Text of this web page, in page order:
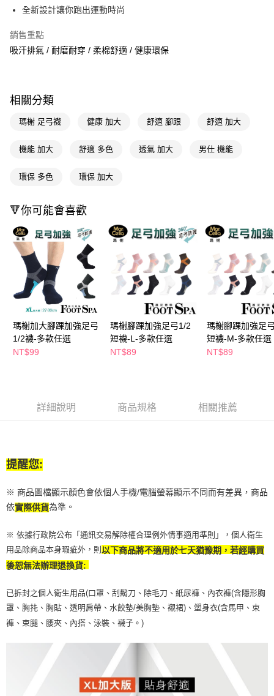
悠遊付
Google Pay
AFTEE先享後付是「在收到商品之後才付款」的支付方式。 讓您購物簡單
１．簡單：不需註冊會員、不需綁卡、不需儲值。
１．於結帳方式選擇「AFTEE先享後付」後，將跳轉至「AFTEE先享後付」
３．收到繳費通知簡訊後14天內，點擊此簡訊中的連結，可透過四大超商／
※ 請注意：結帳手續完成當下不需立刻繳費，但若您需要取消訂單，請聯絡
購買商品的店家。未經商家同意取消之訂單仍視為有效，需透過AFTEE先享
後付繳納相關費用。
※ 交易是否成功請以「AFTEE先享後付 」之結帳頁面顯示為準，若有關於
是否繳費成功／繳費後需取消欲退款等相關疑問，請聯繫「AFTEE先享後付
客戶支援中心」
https://netprotections.freshdesk.com/support/home
【注意事項】
易，需依本服務之必要範圍內提供個人資料，並將交易相關給付款項請求債
權轉讓予恩沛科技股份有限公司。
２．關於個人資料處理事宜，請瀏覽以下網址：
４．使用「AFTEE先享後付」時，將依據個別帳號之用戶狀況，依本公司即
即享券
運送方式
全家取貨付款
每筆NT$65，滿NT$390(含以上)免運費
萊爾富取貨付款
每筆NT$65，滿NT$490(含以上)免運費
付款後萊爾富取貨
每筆NT$65，滿NT$490(含以上)免運費
7-11取貨付款
每筆NT$65，滿NT$490(含以上)免運費
付款後7-11取貨
全新設計讓你跑出運動時尚
銷售重點
吸汗排氣 / 耐磨耐穿 / 柔棉舒適 / 健康環保
相關分類
瑪榭 足弓襪 健康 加大 舒適 腳跟 舒適 加大
機能 加大 舒適 多色 透氣 加大 男仕 機能
環保 多色 環保 加大
🔻你可能會喜歡
瑪榭加大腳踝加強足弓
1/2襪-多款任選
NT$99
瑪榭腳踝加強足弓1/2
短襪-L-多款任選
NT$89
瑪榭腳踝加強足
短襪-M-多款任選
NT$89
詳細說明 商品規格 相關推薦
提醒您:
※ 商品圖檔顯示顏色會依個人手機/電腦螢幕顯示不同而有差異，商品
依實際供貨為準。
※ 依據行政院公布「通訊交易解除權合理例外情事適用準則」，個人衛生
用品除商品本身瑕疵外，則 以下商品將不適用於七天猶豫期，若經購買
後恕無法辦理退換貨:
已拆封之個人衛生用品(口罩、刮鬍刀、除毛刀、紙尿褲、內衣褲(含隱形胸
罩、胸扥、胸貼、透明肩帶、水餃墊/美胸墊、襯裙)、塑身衣(含馬甲、束
褲、束腿、腰夾、內搭、泳裝、襪子。)